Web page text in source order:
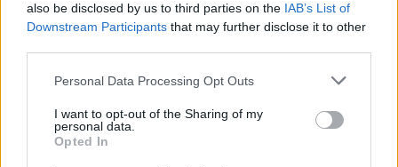
also be disclosed by us to third parties on the IAB’s List of
Downstream Participants that may further disclose it to other
Personal Data Processing Opt Outs
I want to opt-out of the Sharing of my
personal data.
Opted In
Letošní sucho už výrazně snížilo průtoky a hladiny
nádrží v povodí Moravy a Dyje
30.7.2026 20:27 (ČTK)
podepisuje na množství
Moravy a povodí Dyje. Důležité
vodárenské nádrže jsou na
tom podobně či hůř než ve velmi suchém roce 2018. V